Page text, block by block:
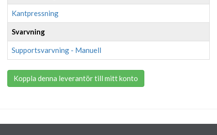
Kantpressning
Svarvning
Supportsvarvning - Manuell
Koppla denna leverantör till mitt konto